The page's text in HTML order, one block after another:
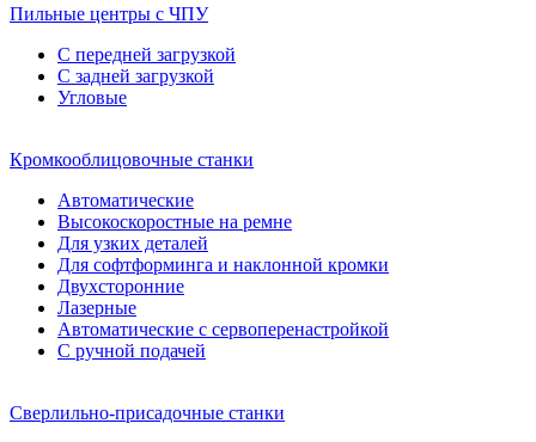
Пильные центры с ЧПУ
С передней загрузкой
С задней загрузкой
Угловые
Кромкооблицовочные станки
Автоматические
Высокоскоростные на ремне
Для узких деталей
Для софтформинга и наклонной кромки
Двухсторонние
Лазерные
Автоматические с сервоперенастройкой
С ручной подачей
Сверлильно-присадочные станки